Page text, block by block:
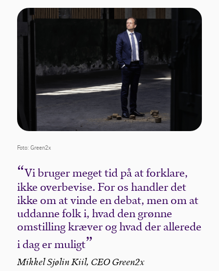
Foto: Green2x
Vi bruger meget tid på at forklare,
ikke overbevise. For os handler det
ikke om at vinde en debat, men om at
uddanne folk i, hvad den grønne
omstilling kræver og hvad der allerede
i dag er muligt
Mikkel Sjølin Kiil, CEO Green2x